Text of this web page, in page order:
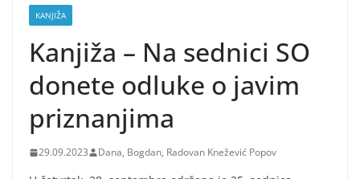
KANJIŽA
Kanjiža – Na sednici SO
donete odluke o javim
priznanjima
29.09.2023 Dana, Bogdan, Radovan Knežević Popov